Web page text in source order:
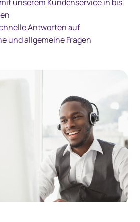
unserem Kundenservice in bis
Antworten auf
und allgemeine Fragen